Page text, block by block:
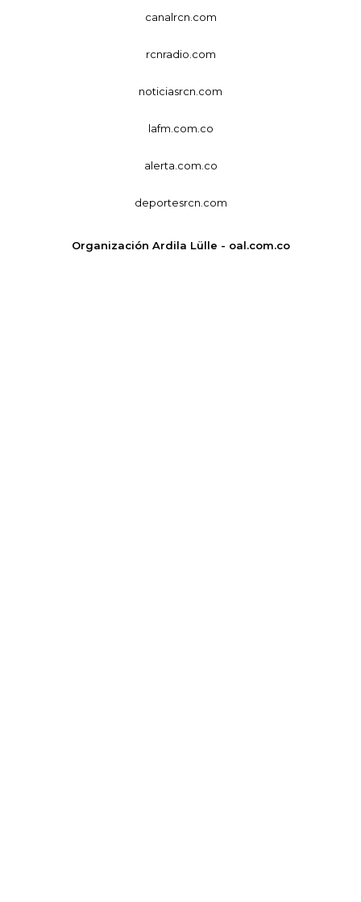
canalrcn.com
rcnradio.com
noticiasrcn.com
lafm.com.co
alerta.com.co
deportesrcn.com
Organización Ardila Lülle - oal.com.co